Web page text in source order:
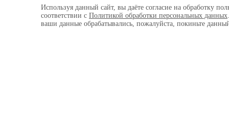
Используя данный сайт, вы даёте согласие на обработку
соответствии с Политикой обработки персональных данных
ваши данные обрабатывались, пожалуйста, покиньте